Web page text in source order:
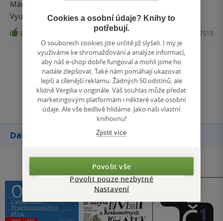
Mám starší vydání. Jsem ráda, že je znovu v prodeji.
Využíváme ve škole i doma.
6 Kniha, Albatros Media, 2022, 9788000067513
Zobrazit všechna hodnocení
Přidat hodnocení
Další knihy autora
Cookies a osobní údaje? Knihy to
potřebují.
O souborech cookies jste určitě již slyšeli. I my je
využíváme ke shromažďování a analýze informací,
aby náš e-shop dobře fungoval a mohli jsme ho
nadále zlepšovat. Také nám pomáhají ukazovat
lepší a cílenější reklamu. Žádných 50 odstínů, ale
klidně Vergilia v originále. Váš souhlas může předat
marketingovým platformám i některé vaše osobní
údaje. Ale vše bedlivě hlídáme. Jako naši vlastní
knihovnu!
Zjistit více
Povolit vše
Povolit pouze nezbytné
Nastavení